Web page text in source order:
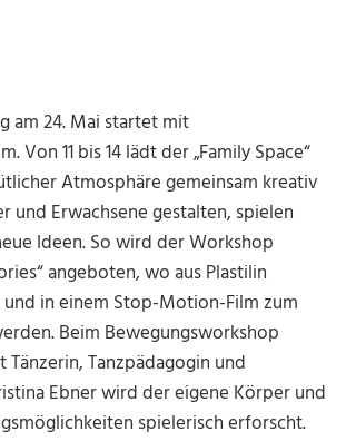
am 24. Mai startet mit
Von 11 bis 14 lädt der „Family Space“
Atmosphäre gemeinsam kreativ
und Erwachsene gestalten, spielen
Ideen. So wird der Workshop
angeboten, wo aus Plastilin
in einem Stop-Motion-Film zum
Beim Bewegungsworkshop
Tänzerin, Tanzpädagogin und
Ebner wird der eigene Körper und
spielerisch erforscht.